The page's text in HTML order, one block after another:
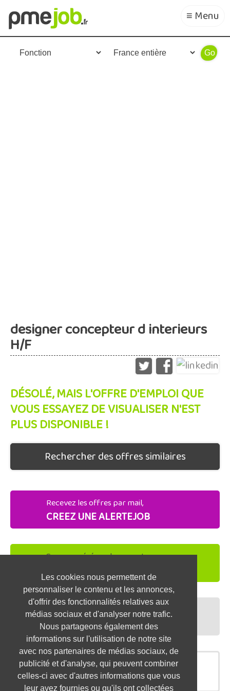
Les cookies nous permettent de
personnaliser le contenu et les annonces,
d'offrir des fonctionnalités relatives aux
médias sociaux et d'analyser notre trafic.
Nous partageons également des
informations sur l'utilisation de notre site
avec nos partenaires de médias sociaux, de
publicité et d'analyse, qui peuvent combiner
celles-ci avec d'autres informations que vous
leur avez fournies ou qu'ils ont collectées
≡ Menu
designer concepteur d interieurs
H/F
DÉSOLÉ, MAIS L'OFFRE D'EMPLOI QUE
VOUS ESSAYEZ DE VISUALISER N'EST
PLUS DISPONIBLE !
Rechercher des offres similaires
Recevez les offres par mail,
CREEZ UNE ALERTEJOB
Soyez repéré par les recruteurs,
DEPOSEZ VOTRE CV
Préparez vos entretiens,
TESTEZ-VOUS
OFFRES SIMILAIRES